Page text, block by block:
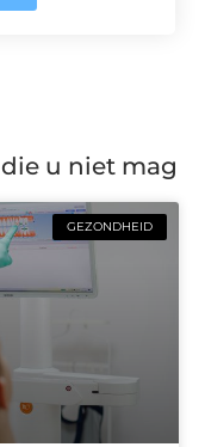
die u niet mag
GEZONDHEID